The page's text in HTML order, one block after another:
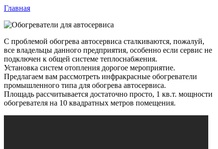
Вы здесь
Главная
С проблемой обогрева автосервиса сталкиваются, пожалуй,
все владельцы данного предприятия, особенно если сервис не
подключен к общей системе теплоснабжения.
Установка систем отопления дорогое мероприятие.
Предлагаем вам рассмотреть инфракрасные обогреватели
промышленного типа для обогрева автосервиса.
Площадь рассчитывается достаточно просто, 1 кв.т. мощности
обогревателя на 10 квадратных метров помещения.